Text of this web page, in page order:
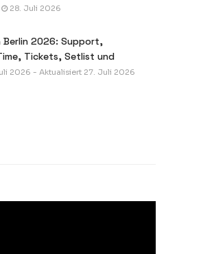
28. Juli 2026
Berlin 2026: Support,
Tickets, Setlist und
2026 - Aktualisiert 27. Juli 2026